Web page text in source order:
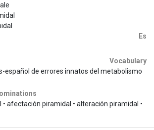
Es
Vocabulary
español de errores innatos del metabolismo
• afectación piramidal • alteración piramidal •